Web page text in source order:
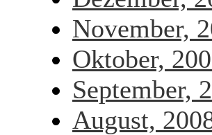
November,
Oktober,
September,
August,